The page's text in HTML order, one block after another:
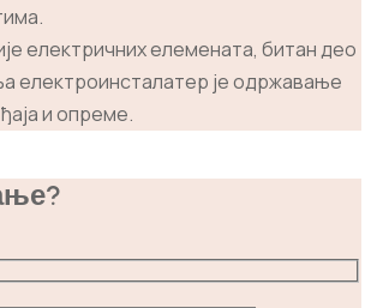
електричних елемената, битан део
електроинсталатер је одржавање
и опреме.